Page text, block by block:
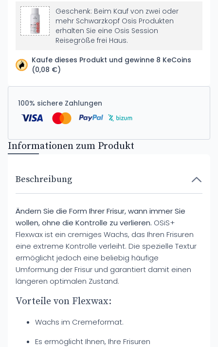
Geschenk: Beim Kauf von zwei oder
mehr Schwarzkopf Osis Produkten
erhalten Sie eine Osis Session
Reisegröße frei Haus.
Kaufe dieses Produkt und gewinne 8 KeCoins
(0,08 €)
100% sichere Zahlungen
Informationen zum Produkt
Beschreibung
Ändern Sie die Form Ihrer Frisur, wann immer Sie
wollen, ohne die Kontrolle zu verlieren. OSiS+
Flexwax ist ein cremiges Wachs, das Ihren Frisuren
eine extreme Kontrolle verleiht. Die spezielle Textur
ermöglicht jedoch eine beliebig häufige
Umformung der Frisur und garantiert damit einen
längeren optimalen Zustand.
Vorteile von Flexwax:
Wachs im Cremeformat.
Es ermöglicht Ihnen, Ihre Frisuren